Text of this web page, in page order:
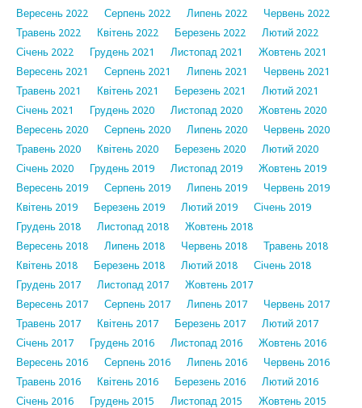
Вересень 2022 Серпень 2022 Липень 2022
Червень 2022
Травень 2022
Квітень 2022 Березень 2022
Лютий 2022
Січень 2022
Грудень 2021 Листопад 2021
Жовтень 2021
Вересень 2021
Серпень 2021 Липень 2021
Червень 2021
Травень 2021
Квітень 2021 Березень 2021
Лютий 2021
Січень 2021
Грудень 2020 Листопад 2020
Жовтень 2020
Вересень 2020
Серпень 2020 Липень 2020
Червень 2020
Травень 2020
Квітень 2020 Березень 2020
Лютий 2020
Січень 2020
Грудень 2019 Листопад 2019
Жовтень 2019
Вересень 2019
Серпень 2019 Липень 2019
Червень 2019
Квітень 2019
Березень 2019 Лютий 2019
Січень 2019
Грудень 2018
Листопад 2018
Жовтень 2018
Вересень 2018
Липень 2018 Червень 2018
Травень 2018
Квітень 2018
Березень 2018 Лютий 2018
Січень 2018
Грудень 2017
Листопад 2017
Жовтень 2017
Вересень 2017
Серпень 2017 Липень 2017
Червень 2017
Травень 2017
Квітень 2017 Березень 2017
Лютий 2017
Січень 2017
Грудень 2016 Листопад 2016
Жовтень 2016
Вересень 2016
Серпень 2016 Липень 2016
Червень 2016
Травень 2016
Квітень 2016 Березень 2016
Лютий 2016
Січень 2016
Грудень 2015 Листопад 2015
Жовтень 2015